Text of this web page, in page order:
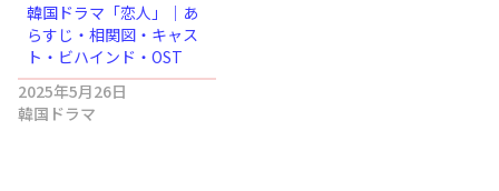
韓国ドラマ「恋人」｜あ
らすじ・相関図・キャス
ト・ビハインド・OST
2025年5月26日
韓国ドラマ